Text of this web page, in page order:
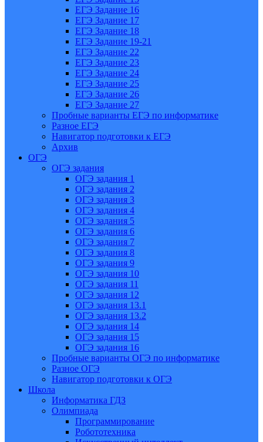
ЕГЭ Задание 16
ЕГЭ Задание 17
ЕГЭ Задание 18
ЕГЭ Задание 19-21
ЕГЭ Задание 22
ЕГЭ Задание 23
ЕГЭ Задание 24
ЕГЭ Задание 25
ЕГЭ Задание 26
ЕГЭ Задание 27
Пробные варианты ЕГЭ по информатике
Разное ЕГЭ
Навигатор подготовки к ЕГЭ
Архив
ОГЭ
ОГЭ задания
ОГЭ задания 1
ОГЭ задания 2
ОГЭ задания 3
ОГЭ задания 4
ОГЭ задания 5
ОГЭ задания 6
ОГЭ задания 7
ОГЭ задания 8
ОГЭ задания 9
ОГЭ задания 10
ОГЭ задания 11
ОГЭ задания 12
ОГЭ задания 13.1
ОГЭ задания 13.2
ОГЭ задания 14
ОГЭ задания 15
ОГЭ задания 16
Пробные варианты ОГЭ по информатике
Разное ОГЭ
Навигатор подготовки к ОГЭ
Школа
Информатика ГДЗ
Олимпиада
Программирование
Робототехника